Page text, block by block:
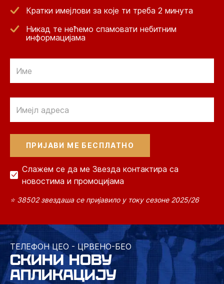
Кратки имејлови за које ти треба 2 минута
Никад те нећемо спамовати небитним
информацијама
Слажем се да ме Звезда контактира са
новостима и промоцијама
⭐ 38502 звездаша се пријавило у току сезоне 2025/26
ТЕЛЕФОН ЦЕО - ЦРВЕНО-БЕО
СКИНИ НОВУ
АПЛИКАЦИЈУ